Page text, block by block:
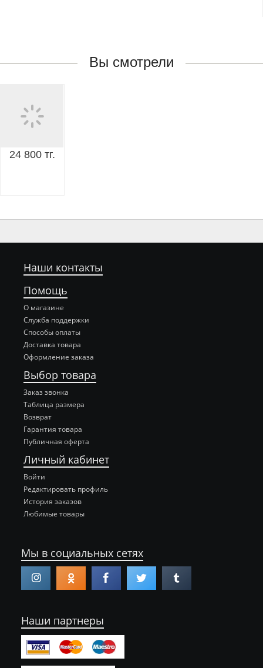
Вы смотрели
24 800 тг.
Наши контакты
Помощь
О магазине
Служба поддержки
Способы оплаты
Доставка товара
Оформление заказа
Выбор товара
Заказ звонка
Таблица размера
Возврат
Гарантия товара
Публичная оферта
Личный кабинет
Войти
Редактировать профиль
История заказов
Любимые товары
Мы в социальных сетях
Наши партнеры